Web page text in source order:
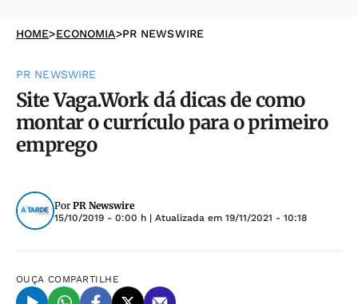
HOME>ECONOMIA>PR NEWSWIRE
PR NEWSWIRE
Site Vaga.Work dá dicas de como
montar o currículo para o primeiro
emprego
Por PR Newswire
15/10/2019 - 0:00 h | Atualizada em 19/11/2021 - 10:18
OUÇA COMPARTILHE